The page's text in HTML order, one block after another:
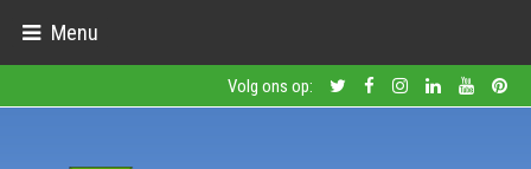
Menu
Volg ons op: